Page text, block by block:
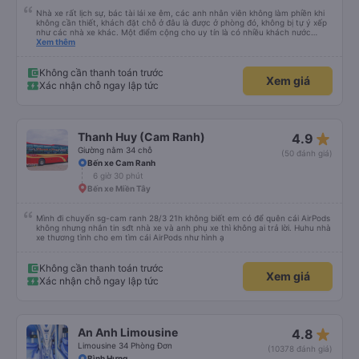
Nhà xe rất lịch sự, bác tài lái xe êm, các anh nhân viên không làm phiền khi
không cần thiết, khách đặt chỗ ở đâu là được ở phòng đó, không bị tự ý xếp
như các nhà xe khác. Một điểm cộng cho uy tín là có nhiều khách nước
Xem thêm
Không cần thanh toán trước
Xác nhận chỗ ngay lập tức
Xem giá
Thanh Huy (Cam Ranh)
Giường nằm 34 chỗ
4.9 star_rate
(50 đánh giá)
Bến xe Cam Ranh
6 giờ 30 phút
Bến xe Miền Tây
Mình đi chuyến sg-cam ranh 28/3 21h không biết em có để quên cái AirPods
không nhưng nhắn tin sđt nhà xe và anh phụ xe thì không ai trả lời. Huhu nhà
xe thương tình cho em tìm cái AirPods như hình ạ
Không cần thanh toán trước
Xác nhận chỗ ngay lập tức
Xem giá
An Anh Limousine
Limousine 34 Phòng Đơn
4.8 star_rate
(10378 đánh giá)